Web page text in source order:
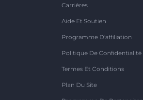
Carrières
Aide Et Soutien
Programme D'affiliation
Politique De Confidentialité
Termes Et Conditions
Plan Du Site